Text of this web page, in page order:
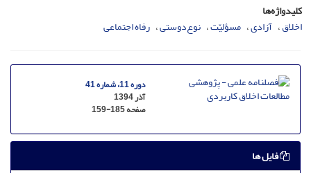
کلیدواژه‌ها
اخلاق آزادی مسؤلیّت نوع‌دوستی رفاه اجتماعی
دوره 11، شماره 41
آذر 1394
صفحه159-185
فایل ها